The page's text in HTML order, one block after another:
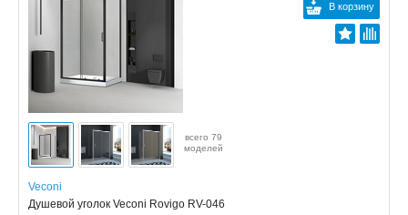
В корзину
всего 79
моделей
Veconi
Душевой уголок Veconi Rovigo RV-046